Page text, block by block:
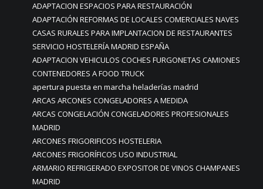
ADAPTACION ESPACIOS PARA RESTAURACIÓN
ADAPTACIÓN REFORMAS DE LOCALES COMERCIALES NAVES
CASAS RURALES PARA IMPLANTACION DE RESTAURANTES
SERVICIO HOSTELERÍA MADRID ESPAÑA
ADAPTACION VEHICULOS COCHES FURGONETAS CAMIONES
CONTENEDORES A FOOD TRUCK
apertura puesta en marcha heladerías madrid
ARCAS ARCONES CONGELADORES A MEDIDA
ARCAS CONGELACIÓN CONGELADORES PROFESIONALES
MADRID
ARCONES FRIGORIFICOS HOSTELERIA
ARCONES FRIGORÍFICOS USO INDUSTRIAL
ARMARIO REFRIGERADO EXPOSITOR DE VINOS CHAMPANES
MADRID